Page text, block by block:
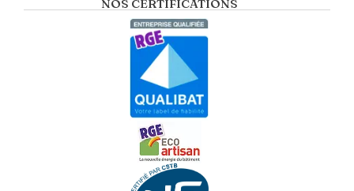
NOS CERTIFICATIONS